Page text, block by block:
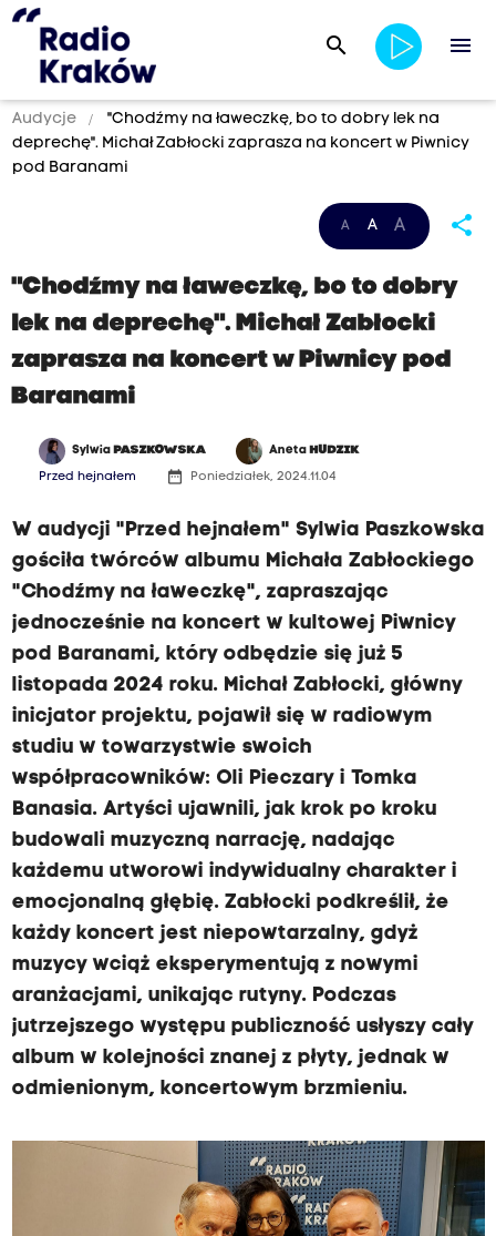
search menu
Audycje
"Chodźmy na ławeczkę, bo to dobry lek na
deprechę". Michał Zabłocki zaprasza na koncert w Piwnicy
pod Baranami
A A A share
"Chodźmy na ławeczkę, bo to dobry
lek na deprechę". Michał Zabłocki
zaprasza na koncert w Piwnicy pod
Baranami
Sylwia PASZKOWSKA Aneta HUDZIK
Przed hejnałem date_range Poniedziałek, 2024.11.04
W audycji "Przed hejnałem" Sylwia Paszkowska
gościła twórców albumu Michała Zabłockiego
"Chodźmy na ławeczkę", zapraszając
jednocześnie na koncert w kultowej Piwnicy
pod Baranami, który odbędzie się już 5
listopada 2024 roku. Michał Zabłocki, główny
inicjator projektu, pojawił się w radiowym
studiu w towarzystwie swoich
współpracowników: Oli Pieczary i Tomka
Banasia. Artyści ujawnili, jak krok po kroku
budowali muzyczną narrację, nadając
każdemu utworowi indywidualny charakter i
emocjonalną głębię. Zabłocki podkreślił, że
każdy koncert jest niepowtarzalny, gdyż
muzycy wciąż eksperymentują z nowymi
aranżacjami, unikając rutyny. Podczas
jutrzejszego występu publiczność usłyszy cały
album w kolejności znanej z płyty, jednak w
odmienionym, koncertowym brzmieniu.